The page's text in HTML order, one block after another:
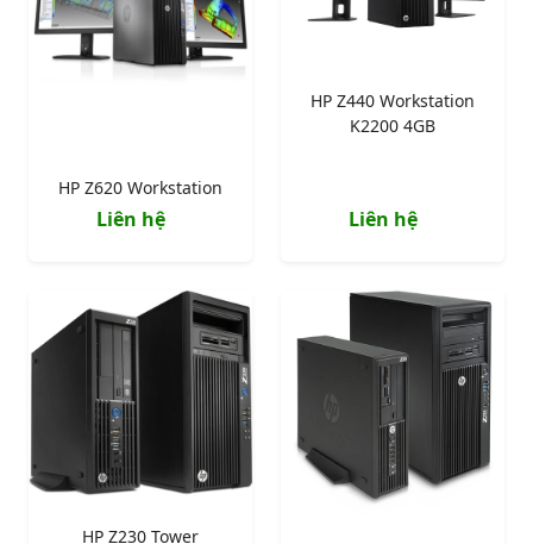
HP Z620 Workstation
Liên hệ
HP Z440 Workstation
K2200 4GB
Liên hệ
HP Z230 Tower